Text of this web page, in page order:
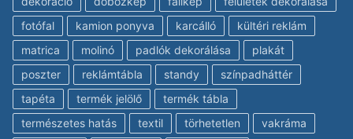
fotófal
kamion ponyva karcálló
kültéri reklám
matrica
molinó padlók dekorálása
plakát
poszter
reklámtábla standy
színpadháttér
tapéta
termék jelölő
termék tábla
természetes hatás
textil törhetetlen
vakráma